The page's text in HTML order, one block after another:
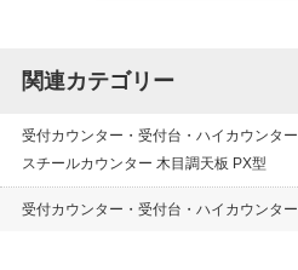
関連カテゴリー
受付カウンター・受付台・ハイカウンター
スチールカウンター 木目調天板 PX型
受付カウンター・受付台・ハイカウンター